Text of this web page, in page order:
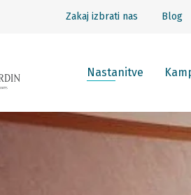
Zakaj izbrati nas Blog
Nastanitve